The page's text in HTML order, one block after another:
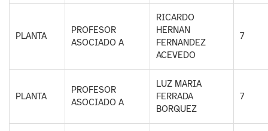
PLANTA
PROFESOR
ASOCIADO A
RICARDO
HERNAN
FERNANDEZ
ACEVEDO
7
PLANTA
PROFESOR
ASOCIADO A
LUZ MARIA
FERRADA
BORQUEZ
7